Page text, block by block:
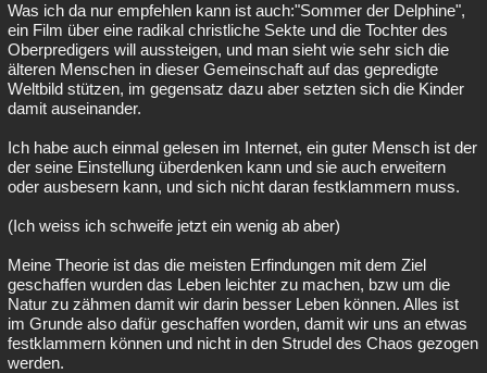
Was ich da nur empfehlen kann ist auch:"Sommer der Delphine",
ein Film über eine radikal christliche Sekte und die Tochter des
Oberpredigers will aussteigen, und man sieht wie sehr sich die
älteren Menschen in dieser Gemeinschaft auf das gepredigte
Weltbild stützen, im gegensatz dazu aber setzten sich die Kinder
damit auseinander.
Ich habe auch einmal gelesen im Internet, ein guter Mensch ist der
der seine Einstellung überdenken kann und sie auch erweitern
oder ausbesern kann, und sich nicht daran festklammern muss.
(Ich weiss ich schweife jetzt ein wenig ab aber)
Meine Theorie ist das die meisten Erfindungen mit dem Ziel
geschaffen wurden das Leben leichter zu machen, bzw um die
Natur zu zähmen damit wir darin besser Leben können. Alles ist
im Grunde also dafür geschaffen worden, damit wir uns an etwas
festklammern können und nicht in den Strudel des Chaos gezogen
werden.